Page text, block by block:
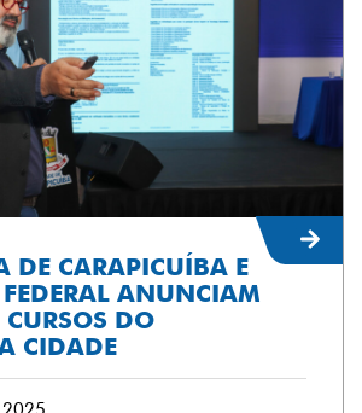
DE CARAPICUÍBA E
ANUNCIAM
CURSOS DO
CIDADE